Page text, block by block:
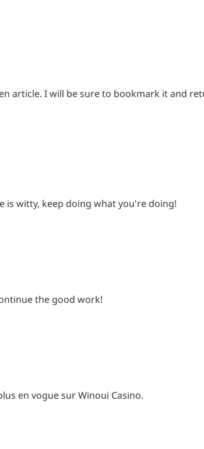
article. I will be sure to bookmark it and
is witty, keep doing what you're doing!
the good work!
en vogue sur Winoui Casino.